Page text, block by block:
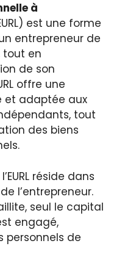
à
est une forme
entrepreneur de
tout en
de son
offre une
et adaptée aux
tout
des biens
réside dans
de l’entrepreneur.
seul le capital
engagé,
personnels de